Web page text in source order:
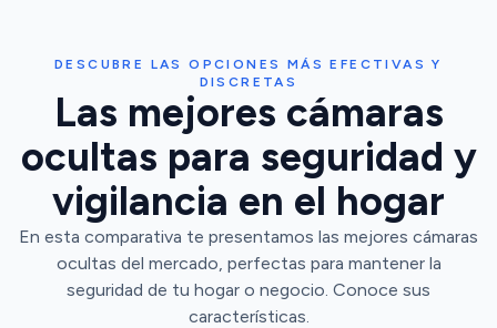
DESCUBRE LAS OPCIONES MÁS EFECTIVAS Y
DISCRETAS
Las mejores cámaras
ocultas para seguridad y
vigilancia en el hogar
En esta comparativa te presentamos las mejores cámaras
ocultas del mercado, perfectas para mantener la
seguridad de tu hogar o negocio. Conoce sus
características.